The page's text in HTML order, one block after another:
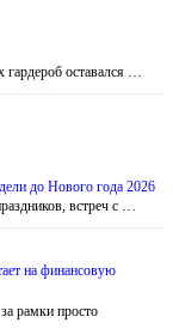
оставался …
до Нового года 2026
встреч с …
на финансовую
рамки просто